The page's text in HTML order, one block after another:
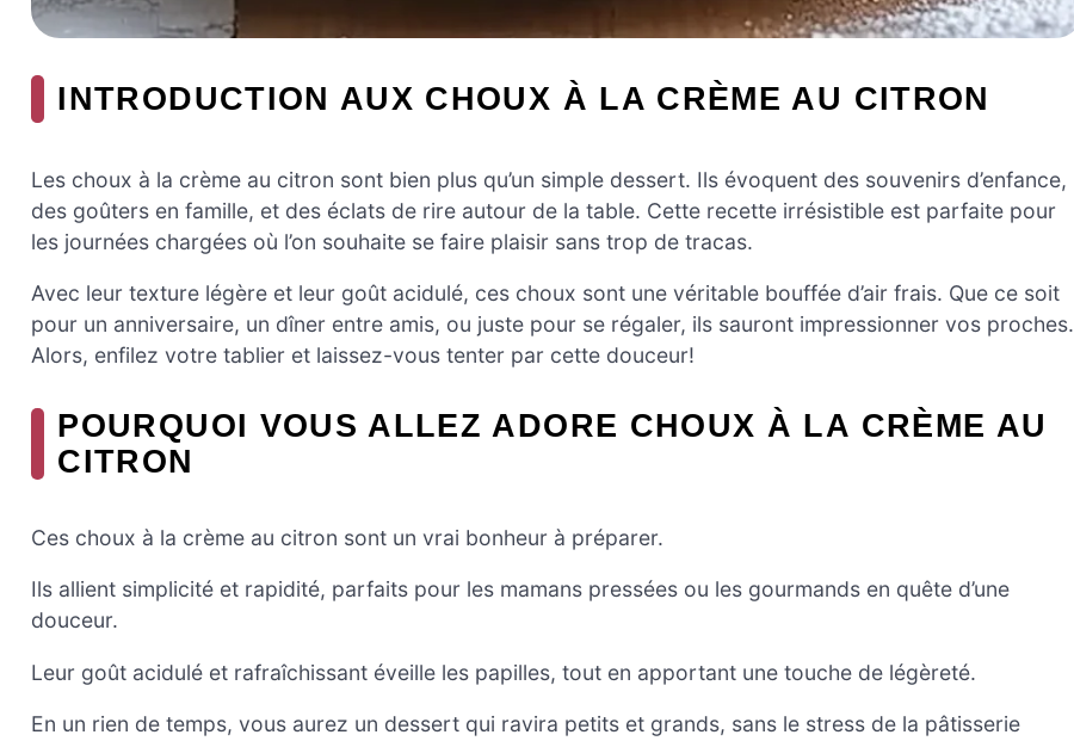
INTRODUCTION AUX CHOUX À LA CRÈME AU CITRON
Les choux à la crème au citron sont bien plus qu’un simple dessert. Ils évoquent des souvenirs d’enfance,
des goûters en famille, et des éclats de rire autour de la table. Cette recette irrésistible est parfaite pour
les journées chargées où l’on souhaite se faire plaisir sans trop de tracas.
Avec leur texture légère et leur goût acidulé, ces choux sont une véritable bouffée d’air frais. Que ce soit
pour un anniversaire, un dîner entre amis, ou juste pour se régaler, ils sauront impressionner vos proches.
Alors, enfilez votre tablier et laissez-vous tenter par cette douceur!
POURQUOI VOUS ALLEZ ADORE CHOUX À LA CRÈME AU
CITRON
Ces choux à la crème au citron sont un vrai bonheur à préparer.
Ils allient simplicité et rapidité, parfaits pour les mamans pressées ou les gourmands en quête d’une
douceur.
Leur goût acidulé et rafraîchissant éveille les papilles, tout en apportant une touche de légèreté.
En un rien de temps, vous aurez un dessert qui ravira petits et grands, sans le stress de la pâtisserie